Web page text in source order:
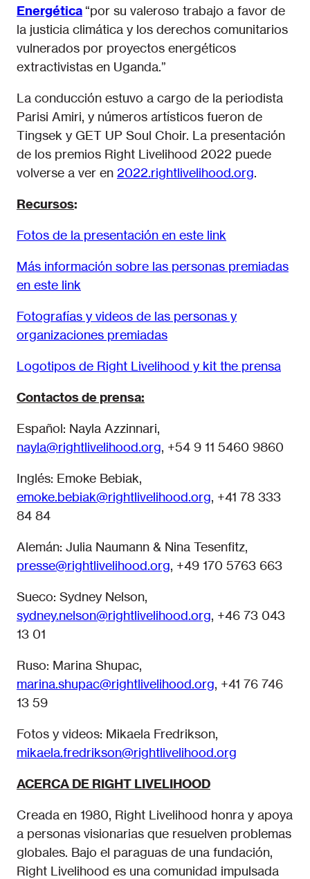
Energética “por su valeroso trabajo a favor de
la justicia climática y los derechos comunitarios
vulnerados por proyectos energéticos
extractivistas en Uganda.”
La conducción estuvo a cargo de la periodista
Parisi Amiri, y números artísticos fueron de
Tingsek y GET UP Soul Choir. La presentación
de los premios Right Livelihood 2022 puede
volverse a ver en 2022.rightlivelihood.org.
Recursos:
Fotos de la presentación en este link
Más información sobre las personas premiadas
en este link
Fotografías y videos de las personas y
organizaciones premiadas
Logotipos de Right Livelihood y kit the prensa
Contactos de prensa:
Español: Nayla Azzinnari,
nayla@rightlivelihood.org, +54 9 11 5460 9860
Inglés: Emoke Bebiak,
emoke.bebiak@rightlivelihood.org, +41 78 333
84 84
Alemán: Julia Naumann & Nina Tesenfitz,
presse@rightlivelihood.org, +49 170 5763 663
Sueco: Sydney Nelson,
sydney.nelson@rightlivelihood.org, +46 73 043
13 01
Ruso: Marina Shupac,
marina.shupac@rightlivelihood.org, +41 76 746
13 59
Fotos y videos: Mikaela Fredrikson,
mikaela.fredrikson@rightlivelihood.org
ACERCA DE RIGHT LIVELIHOOD
Creada en 1980, Right Livelihood honra y apoya
a personas visionarias que resuelven problemas
globales. Bajo el paraguas de una fundación,
Right Livelihood es una comunidad impulsada